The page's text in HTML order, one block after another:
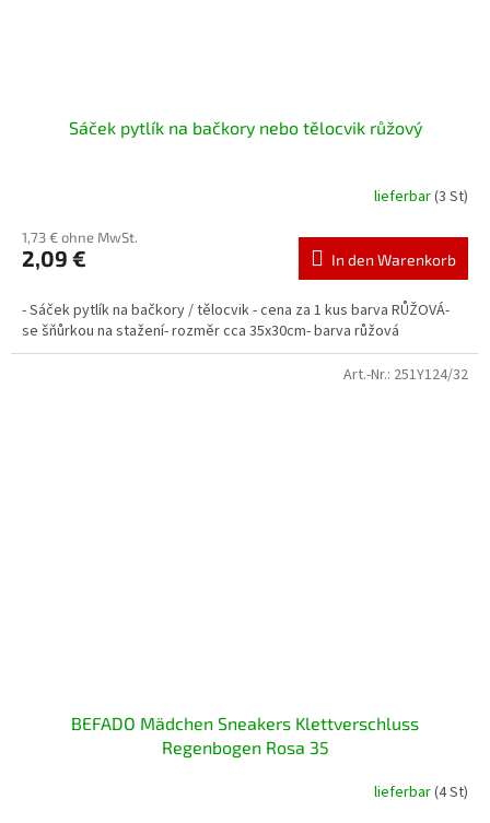
Sáček pytlík na bačkory nebo tělocvik růžový
lieferbar(3 St)
1,73 € ohne MwSt.
2,09 € In den Warenkorb
- Sáček pytlík na bačkory / tělocvik - cena za 1 kus barva RŮŽOVÁ-
se šňůrkou na stažení- rozměr cca 35x30cm- barva růžová
BEFADO Mädchen Sneakers Klettverschluss
Regenbogen Rosa 35
lieferbar(4 St)
Art.-Nr.: 251Y124/32